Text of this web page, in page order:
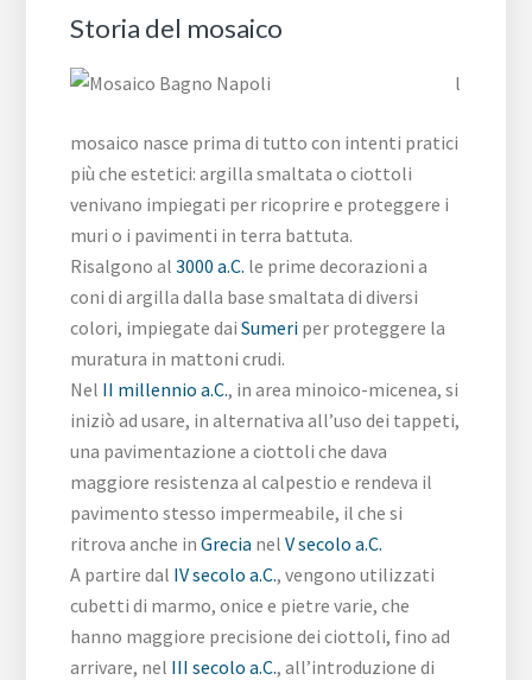
Storia del mosaico
l
mosaico nasce prima di tutto con intenti pratici
più che estetici: argilla smaltata o ciottoli
venivano impiegati per ricoprire e proteggere i
muri o i pavimenti in terra battuta.
Risalgono al3000 a.C. le prime decorazioni a
coni di argilla dalla base smaltata di diversi
colori, impiegate daiSumeri per proteggere la
muratura in mattoni crudi.
Nel II millennio a.C., in area minoico-micenea, si
iniziò ad usare, in alternativa all’uso dei tappeti,
una pavimentazione a ciottoli che dava
maggiore resistenza al calpestio e rendeva il
pavimento stesso impermeabile, il che si
ritrova anche inGrecia nelV secolo a.C.
A partire dal IV secolo a.C., vengono utilizzati
cubetti di marmo, onice e pietre varie, che
hanno maggiore precisione dei ciottoli, fino ad
arrivare, nel III secolo a.C., all’introduzione di